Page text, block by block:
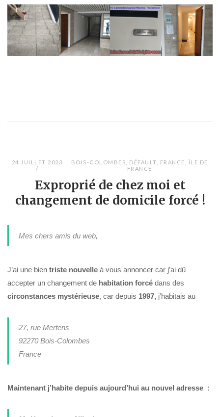
24 JUILLET 2023 BOIS-COLOMBES DÉFAULT FRANCE
ÎLE DE
FRANCE
Exproprié de chez moi et
changement de domicile forcé !
Mes chers amis du web,
J’ai une bien triste nouvelle à vous annoncer car j’ai dû
accepter un changement de habitation forcé dans des
circonstances mystérieuse, car depuis 1997, j’habitais au
27, rue Mertens
92270 Bois-Colombes
France
Maintenant j’habite depuis aujourd’hui au nouvel adresse :